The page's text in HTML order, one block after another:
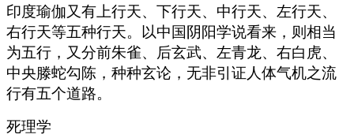
印度瑜伽又有上行天、下行天、中行天、左行天、
右行天等五种行天。以中国阴阳学说看来，则相当
为五行，又分前朱雀、后玄武、左青龙、右白虎、
中央滕蛇勾陈，种种玄论，无非引证人体气机之流
行有五个道路。
死理学